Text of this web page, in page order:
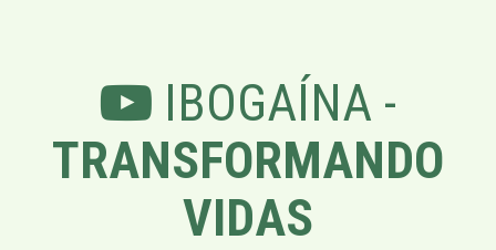
IBOGAÍNA -
TRANSFORMANDO
VIDAS